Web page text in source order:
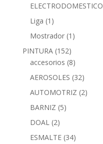
ELECTRODOMESTICO
Liga (1)
Mostrador (1)
PINTURA (152)
accesorios (8)
AEROSOLES (32)
AUTOMOTRIZ (2)
BARNIZ (5)
DOAL (2)
ESMALTE (34)